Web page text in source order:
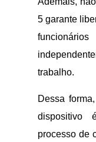
5 garante
trabalho.
Dessa
dispositivo
processo de